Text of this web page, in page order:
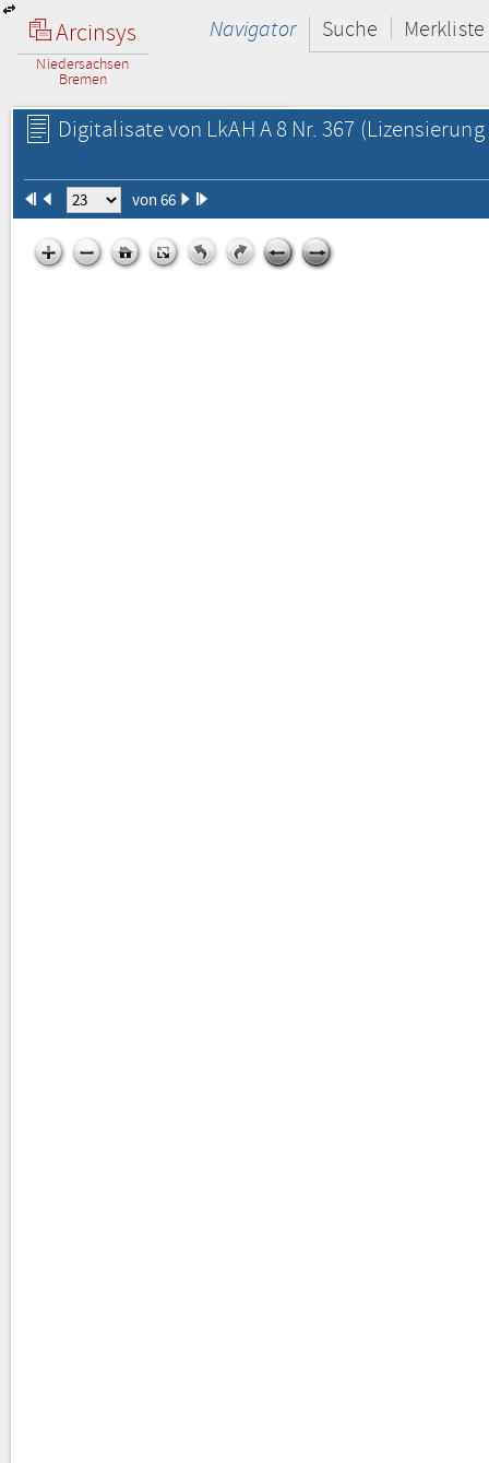
Arcinsys
Niedersachsen
Bremen
Navigator Suche Merkliste
Digitalisate von LkAH A 8 Nr. 367
von 66